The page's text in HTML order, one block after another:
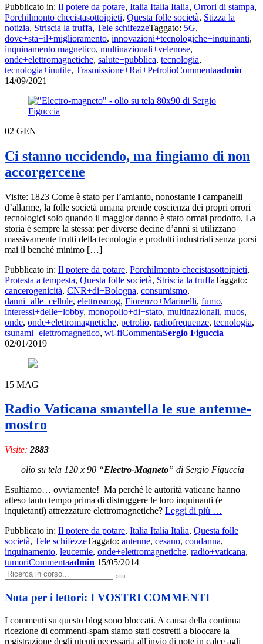
Pubblicato in: Il potere da potare, Italia Italia Italia, Orrori di stampa,
Porchilmonto checistasottoipieti, Questa folle società, Stizza la
notizia, Striscia la truffa, Tele schifezzeTaggato: 5G,
dove+sta+il+miglioramento, innovazioni+tecnologiche+inquinanti,
inquinamento magnetico, multinazionali+velenose,
onde+elettromagnetiche, salute+pubblica, tecnologia,
tecnologia+inutile, Trasmissione+Rai+PetrolioCommentaadmin
14/09/2021
02 GEN
Ci stanno uccidendo, ma fingiamo di non
accorgercene
Visite: 1823 Come è stato per l’amianto, nonostante i campanelli
d’allarme, la folle società umana prende coscienza dei propri orrori
tecnologici solo quando il maggior danno è stato ormai prodotto. La
storia è sempre la stessa: per diverse decine d’anni si utilizzano
massivamente frutti della tecnologia e prodotti industriali senza porsi
mai il benché minimo […]
Pubblicato in: Il potere da potare, Porchilmonto checistasottoipieti,
Protesta a tempesta, Questa folle società, Striscia la truffaTaggato:
cancerogenicità, CNR+di+Bologna, consumismo,
danni+alle+cellule, elettrosmog, Fiorenzo+Marinelli, fumo,
interessi+delle+lobby, monopolio+di+stato, multinazionali, muos,
onde, onde+elettromagnetiche, petrolio, radiofrequenze, tecnologia,
tsunami+elettromagnetico, wi-fiCommentaSergio Figuccia
02/01/2019
15 MAG
Radio Vaticana smantella le sue antenne-
mostro
Visite: 2883
olio su tela 120 x 90 “Electro-Magneto” di Sergio Figuccia
Esultiamo… ovviamente! Ma perché le autorità vaticane hanno
atteso tanto tempo prima di distruggere le loro inquinanti (e
inquietanti) attrezzature elettromagnetiche? Leggi di più
di
Radio
Vaticana
…
Pubblicato in: Il potere da potare, Italia Italia Italia, Questa folle
società, Tele schifezzeTaggato: antenne, cesano, condanna,
inquinamento, leucemie, onde+elettromagnetiche, radio+vaticana,
tumoriCommentaadmin 15/05/2014
Cerca:
Nota per i lettori: I VOSTRI COMMENTI
I commenti su questo blog sono bloccati. A causa della continua
ricezione di commenti-spam siamo stati costretti a bloccare la
registrazione degli utenti necessaria all'invio di note in calce agli